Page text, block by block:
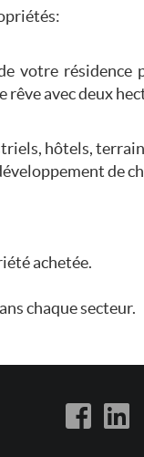
votre résidence
rêve avec deux
hôtels,
de
achetée.
chaque secteur.